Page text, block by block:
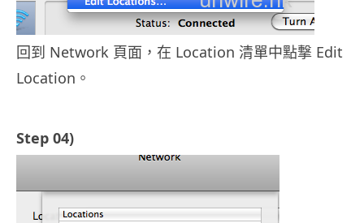
回到 Network 頁面，在 Location 清單中點撃 Edit
Location。
Step 04)